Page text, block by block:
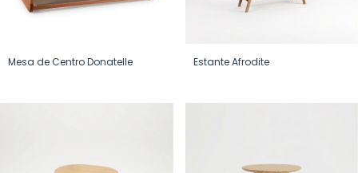
Mesa de Centro Donatelle Estante Afrodite